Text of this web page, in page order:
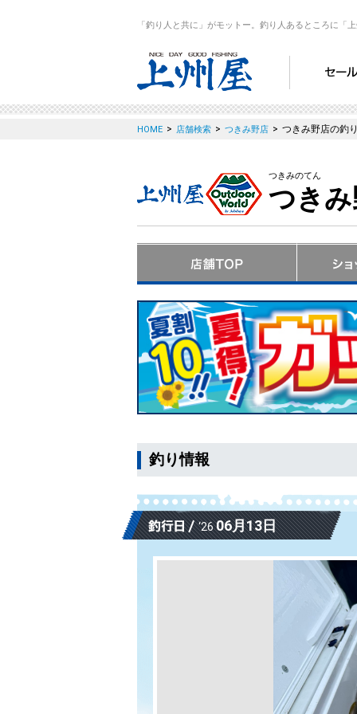
「釣り人と共に」がモットー。釣り人あるところに「
HOME > 店舗検索 > つきみ野店 > つきみ野店の釣
つきみのてん
つき
釣り情報
‘2606月13日